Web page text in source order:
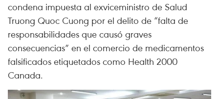
condena impuesta al exviceministro de Salud
Truong Quoc Cuong por el delito de “falta de
responsabilidades que causó graves
consecuencias” en el comercio de medicamentos
falsificados etiquetados como Health 2000
Canada.